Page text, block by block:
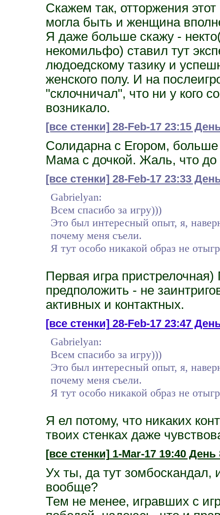
Скажем так, отторжения
могла быть и женщина
Я даже больше скажу -
некомильфо) ставил тут
людоедскому тазику и
женского полу. И на
"склочничал", что ни у кого
возникало.
[все стенки] 28-Feb-17 23:15
Солидарна с Егором,
Мама с дочкой. Жаль, что
[все стенки] 28-Feb-17 23:33
Gabrielyan:
Всем спасибо за игру)))
Это был интересный опыт, я,
почему меня съели.
Я тут особо никакой образ не
Первая игра
предположить - не
активных и контактных.
[все стенки]28-Feb-17 23:47
Gabrielyan:
Всем спасибо за игру)))
Это был интересный опыт, я,
почему меня съели.
Я тут особо никакой образ не
Я ел потому, что никаких
твоих стенках даже
[все стенки]1-Mar-17 19:40
Ух ты, да тут зомбоскандал,
вообще?
Тем не менее, игравших с